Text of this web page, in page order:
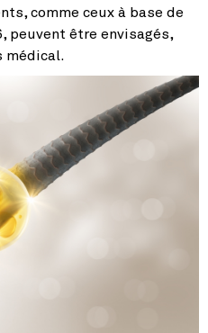
comme ceux à base de
peuvent être envisagés,
médical.